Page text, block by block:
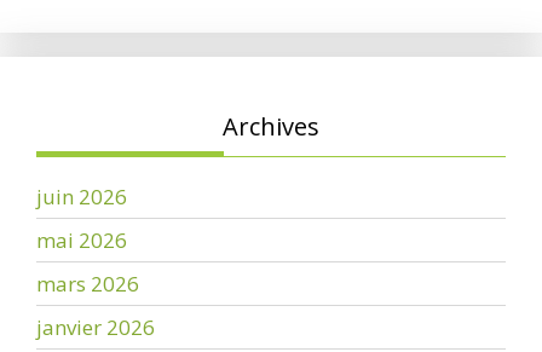
Archives
juin 2026
mai 2026
mars 2026
janvier 2026